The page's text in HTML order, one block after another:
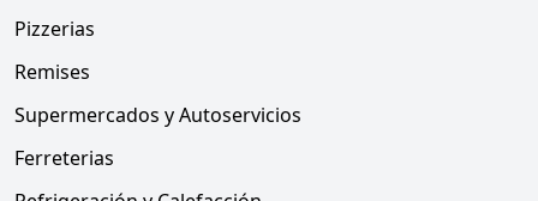
Pizzerias
Remises
Supermercados y Autoservicios
Ferreterias